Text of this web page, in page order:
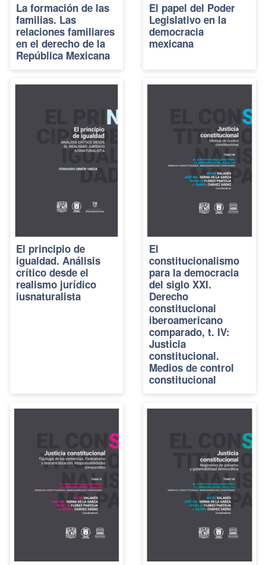
La formación de las
familias. Las
relaciones familiares
en el derecho de la
República Mexicana
El papel del Poder
Legislativo en la
democracia
mexicana
El principio de
igualdad. Análisis
crítico desde el
realismo jurídico
iusnaturalista
El
constitucionalismo
para la democracia
del siglo XXI.
Derecho
constitucional
iberoamericano
comparado, t. IV:
Justicia
constitucional.
Medios de control
constitucional